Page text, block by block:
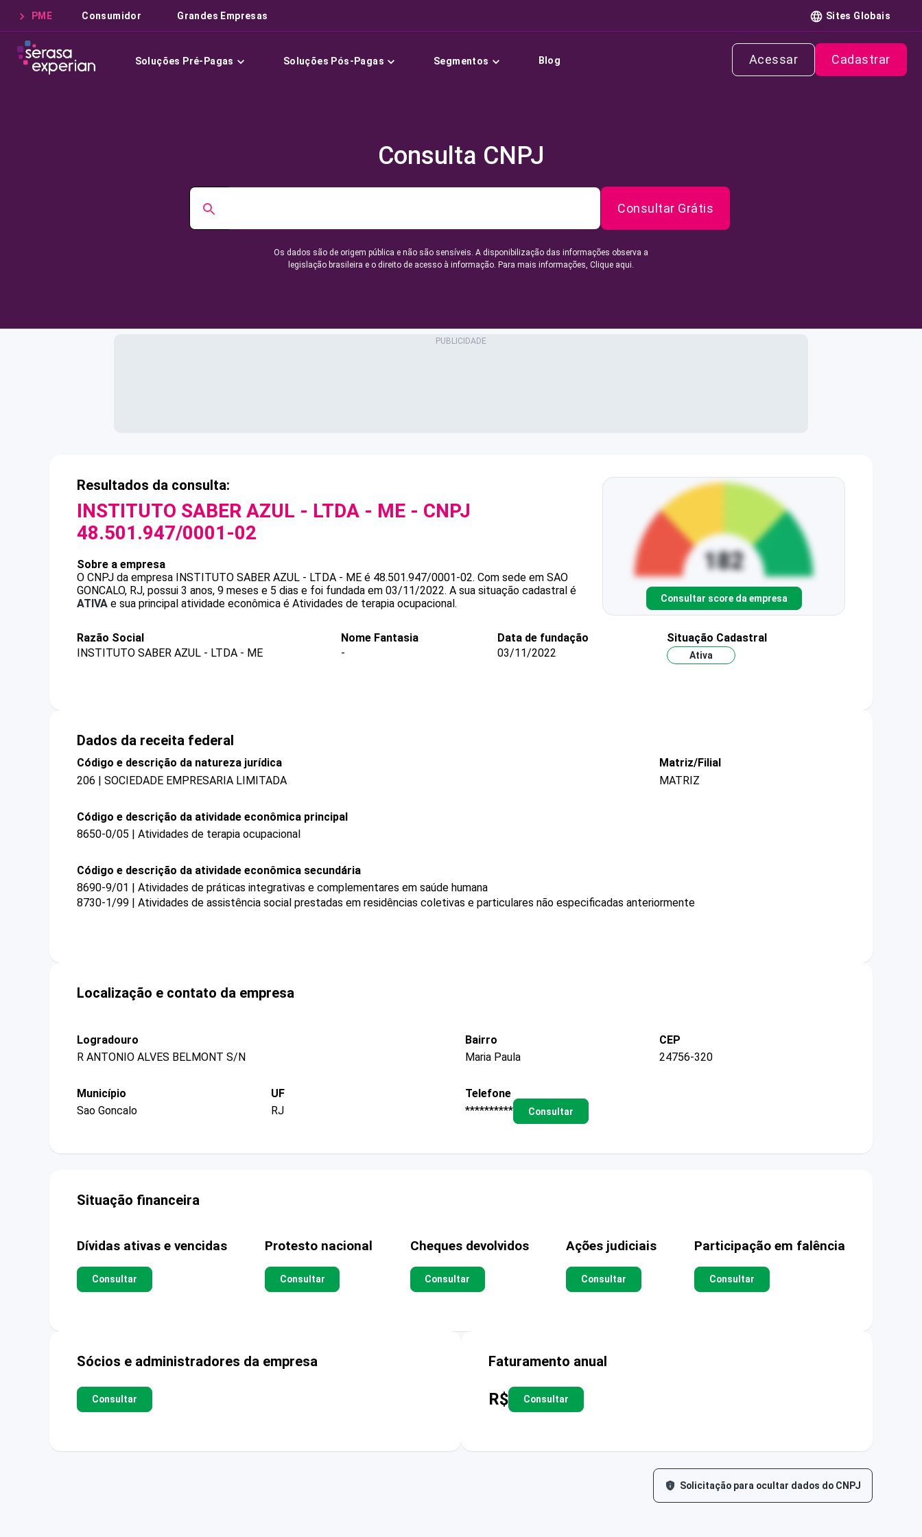
PME Consumidor Grandes Empresas Sites Globais
Soluções Pré-Pagas Soluções Pós-Pagas Segmentos Blog Acessar Cadastrar
Consulta CNPJ
Consultar Grátis
Os dados são de origem pública e não são sensíveis. A disponibilização das informações observa a
legislação brasileira e o direito de acesso à informação. Para mais informações, Clique aqui.
Resultados da consulta:
INSTITUTO SABER AZUL - LTDA - ME - CNPJ
48.501.947/0001-02
Sobre a empresa
O CNPJ da empresa INSTITUTO SABER AZUL - LTDA - ME é 48.501.947/0001-02. Com sede em SAO
GONCALO, RJ, possui 3 anos, 9 meses e 5 dias e foi fundada em 03/11/2022. A sua situação cadastral é
ATIVA e sua principal atividade econômica é Atividades de terapia ocupacional. Consultar score da empresa
Razão Social
INSTITUTO SABER AZUL - LTDA - ME
Nome Fantasia
-
Data de fundação
03/11/2022
Situação Cadastral
Ativa
Dados da receita federal
Código e descrição da natureza jurídica
206 | SOCIEDADE EMPRESARIA LIMITADA
Matriz/Filial
MATRIZ
Código e descrição da atividade econômica principal
8650-0/05 | Atividades de terapia ocupacional
Código e descrição da atividade econômica secundária
8690-9/01 | Atividades de práticas integrativas e complementares em saúde humana
8730-1/99 | Atividades de assistência social prestadas em residências coletivas e particulares não especificadas anteriormente
Localização e contato da empresa
Logradouro
R ANTONIO ALVES BELMONT S/N
Bairro
Maria Paula
CEP
24756-320
Município
Sao Goncalo
UF
RJ
Telefone
**********
Consultar
Situação financeira
Dívidas ativas e vencidas
Consultar
Protesto nacional
Consultar
Cheques devolvidos
Consultar
Ações judiciais
Consultar
Participação em falência
Consultar
Sócios e administradores da empresa
Consultar
Faturamento anual
R$ Consultar
Solicitação para ocultar dados do CNPJ